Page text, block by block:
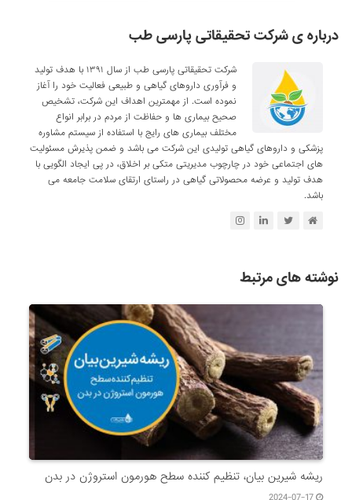
درباره ی شرکت تحقیقاتی پارسی طب
شرکت تحقیقاتی پارسی طب از سال ۱۳۹۱ با هدف تولید
و فرآوری داروهای گیاهی و طبیعی فعالیت خود را آغاز
نموده است. از مهمترین اهداف این شرکت، تشخیص
صحیح بیماری ها و حفاظت از مردم در برابر انواع
مختلف بیماری های رایج با استفاده از سیستم مشاوره
پزشکی و داروهای گیاهی تولیدی این شرکت می باشد و ضمن پذیرش مسئولیت
های اجتماعی خود در چارچوب مدیریتی متکی بر اخلاق، در پی ایجاد الگویی با
هدف تولید و عرضه محصولاتی گیاهی در راستای ارتقای سلامت جامعه می
باشد.
نوشته های مرتبط
ریشه شیرین بیان، تنظیم کننده سطح هورمون استروژن در بدن